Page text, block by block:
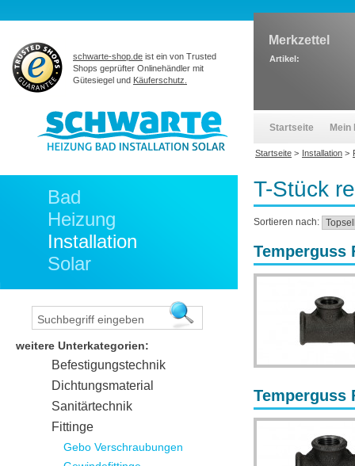
T-Stück
Sortieren nach:
Temperguss
Temperguss
Bad
Heizung
Installation
Solar
weitere Unterkategorien:
Befestigungstechnik
Dichtungsmaterial
Sanitärtechnik
Fittinge
Gebo Verschraubungen
schwarte-shop.de ist ein von Trusted
Shops geprüfter Onlinehändler mit
Gütesiegel und Käuferschutz.
Merkzettel
Artikel:
Startseite Mein
Startseite > Installation >